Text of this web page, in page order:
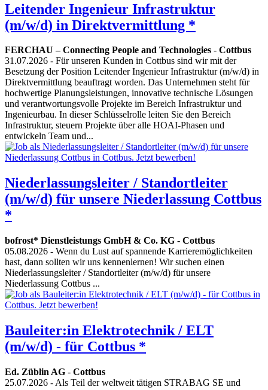
Leitender Ingenieur Infrastruktur
(m/w/d) in Direktvermittlung *
FERCHAU – Connecting People and Technologies - Cottbus
31.07.2026 - Für unseren Kunden in Cottbus sind wir mit der
Besetzung der Position Leitender Ingenieur Infrastruktur (m/w/d) in
Direktvermittlung beauftragt worden. Das Unternehmen steht für
hochwertige Planungsleistungen, innovative technische Lösungen
und verantwortungsvolle Projekte im Bereich Infrastruktur und
Ingenieurbau. In dieser Schlüsselrolle leiten Sie den Bereich
Infrastruktur, steuern Projekte über alle HOAI-Phasen und
entwickeln Team und...
Niederlassungsleiter / Standortleiter
(m/w/d) für unsere Niederlassung Cottbus
*
bofrost* Dienstleistungs GmbH & Co. KG - Cottbus
05.08.2026 - Wenn du Lust auf spannende Karrieremöglichkeiten
hast, dann sollten wir uns kennenlernen! Wir suchen einen
Niederlassungsleiter / Standortleiter (m/w/d) für unsere
Niederlassung Cottbus ...
Bauleiter:in Elektrotechnik / ELT
(m/w/d) - für Cottbus *
Ed. Züblin AG - Cottbus
25.07.2026 - Als Teil der weltweit tätigen STRABAG SE und